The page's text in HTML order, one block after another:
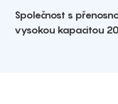
Společnost s
vysokou kapacitou